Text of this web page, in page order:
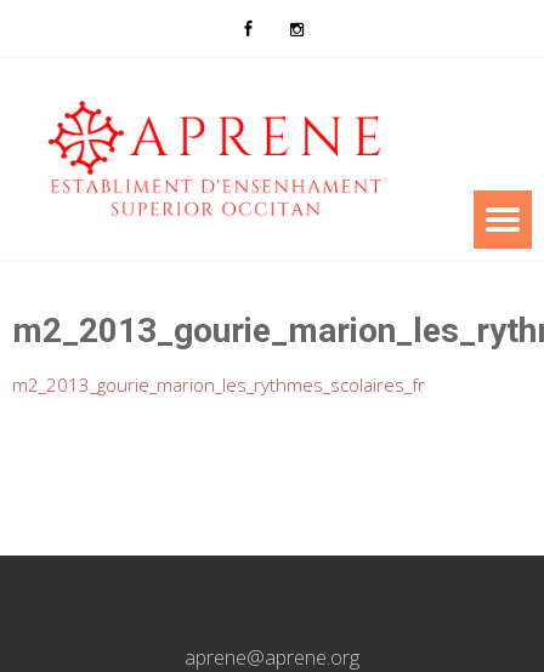
m2_2013_gourie_marion_les_rythmes_scolaires_fr
aprene@aprene.org